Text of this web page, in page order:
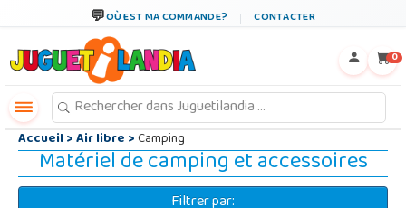
OÙ EST MA COMMANDE? CONTACTER
0
Accueil>Air libre>Camping
Matériel de camping et accessoires